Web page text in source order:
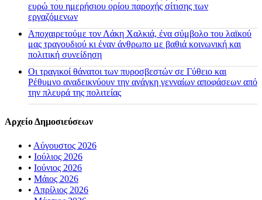
ευρώ του ημερήσιου ορίου παροχής σίτισης των
εργαζόμενων
Αποχαιρετούμε τον Λάκη Χαλκιά, ένα σύμβολο του λαϊκού
μας τραγουδιού κι έναν άνθρωπο με βαθιά κοινωνική και
πολιτική συνείδηση
Οι τραγικοί θάνατοι των πυροσβεστών σε Γύθειο και
Ρέθυμνο αναδεικνύουν την ανάγκη γενναίων αποφάσεων από
την πλευρά της πολιτείας
Αρχείο Δημοσιεύσεων
• Αύγουστος 2026
• Ιούλιος 2026
• Ιούνιος 2026
• Μάιος 2026
• Απρίλιος 2026